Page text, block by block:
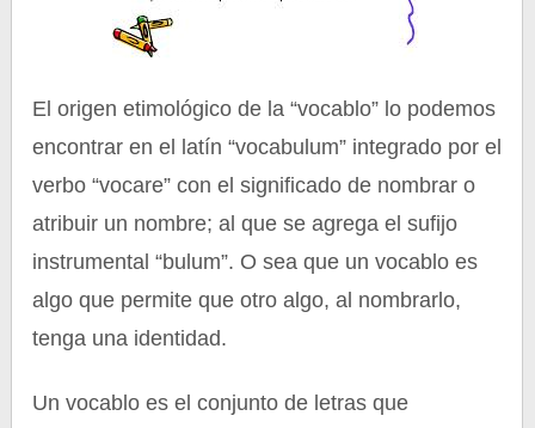
El origen etimológico de la “vocablo” lo podemos
encontrar en el latín “vocabulum” integrado por el
verbo “vocare” con el significado de nombrar o
atribuir un nombre; al que se agrega el sufijo
instrumental “bulum”. O sea que un vocablo es
algo que permite que otro algo, al nombrarlo,
tenga una identidad.
Un vocablo es el conjunto de letras que